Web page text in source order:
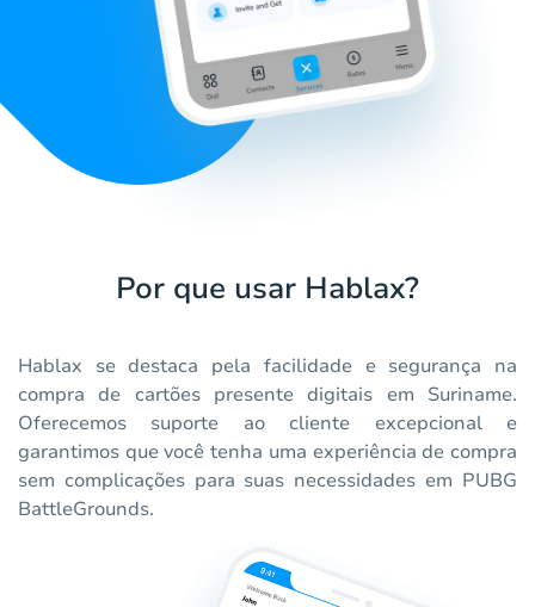
Por que usar Hablax?
Hablax se destaca pela facilidade e segurança na
compra de cartões presente digitais em Suriname.
Oferecemos suporte ao cliente excepcional e
garantimos que você tenha uma experiência de compra
sem complicações para suas necessidades em PUBG
BattleGrounds.